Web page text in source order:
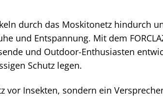
durch das Moskitonetz hindurch
und Entspannung. Mit dem
und Outdoor-Enthusiasten
Schutz legen.
vor Insekten, sondern ein